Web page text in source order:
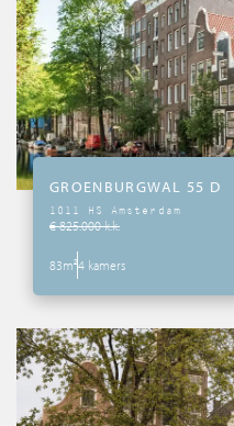
GROENBURGWAL 55 D
1011 HS Amsterdam
€ 825.000 k.k.
83m²4 kamers